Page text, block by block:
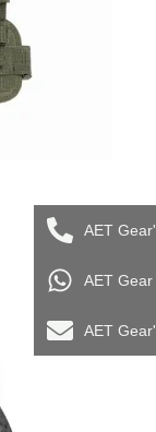
AET
AET
AET